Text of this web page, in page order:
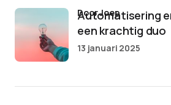
Automatisering
een krachtig duo
door Joep
13 januari 2025